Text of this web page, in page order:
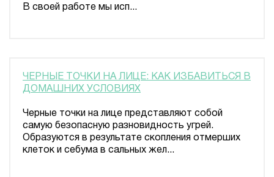
В своей работе мы исп...
ЧЕРНЫЕ ТОЧКИ НА ЛИЦЕ: КАК ИЗБАВИТЬСЯ В
ДОМАШНИХ УСЛОВИЯХ
Черные точки на лице представляют собой
самую безопасную разновидность угрей.
Образуются в результате скопления отмерших
клеток и себума в сальных жел...